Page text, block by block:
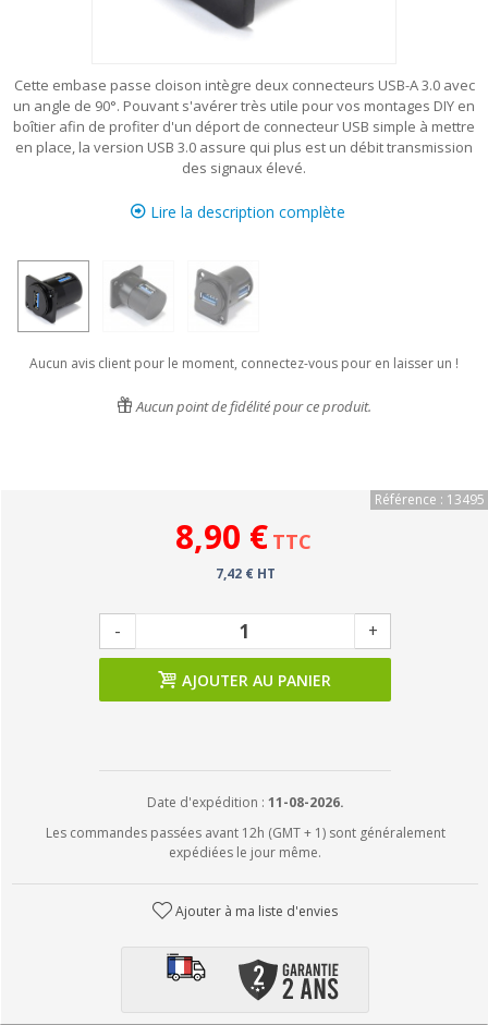
Cette embase passe cloison intègre deux connecteurs USB-A 3.0 avec
un angle de 90°. Pouvant s'avérer très utile pour vos montages DIY en
boîtier afin de profiter d'un déport de connecteur USB simple à mettre
en place, la version USB 3.0 assure qui plus est un débit transmission
des signaux élevé.
Lire la description complète
Aucun avis client pour le moment, connectez-vous pour en laisser un !
Aucun point de fidélité pour ce produit.
Référence : 13495
8,90 € TTC
7,42 € HT
- +
AJOUTER AU PANIER
Date d'expédition : 11-08-2026.
Les commandes passées avant 12h (GMT + 1) sont généralement
expédiées le jour même.
Ajouter à ma liste d'envies